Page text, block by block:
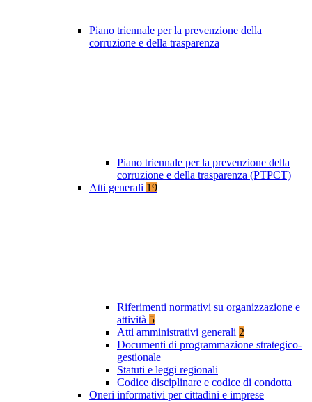
Piano triennale per la prevenzione della
corruzione e della trasparenza
Piano triennale per la prevenzione della
corruzione e della trasparenza (PTPCT)
Atti generali 19
Riferimenti normativi su organizzazione e
attività 5
Atti amministrativi generali 2
Documenti di programmazione strategico-
gestionale
Statuti e leggi regionali
Codice disciplinare e codice di condotta
Oneri informativi per cittadini e imprese